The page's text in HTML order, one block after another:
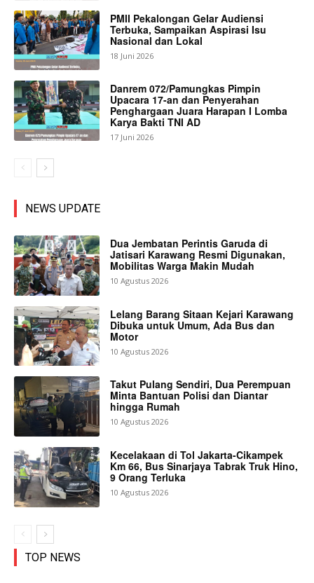
PMII Pekalongan Gelar Audiensi
Terbuka, Sampaikan Aspirasi Isu
Nasional dan Lokal
18 Juni 2026
Danrem 072/Pamungkas Pimpin
Upacara 17-an dan Penyerahan
Penghargaan Juara Harapan I Lomba
Karya Bakti TNI AD
17 Juni 2026
NEWS UPDATE
Dua Jembatan Perintis Garuda di
Jatisari Karawang Resmi Digunakan,
Mobilitas Warga Makin Mudah
10 Agustus 2026
Lelang Barang Sitaan Kejari Karawang
Dibuka untuk Umum, Ada Bus dan
Motor
10 Agustus 2026
Takut Pulang Sendiri, Dua Perempuan
Minta Bantuan Polisi dan Diantar
hingga Rumah
10 Agustus 2026
Kecelakaan di Tol Jakarta-Cikampek
Km 66, Bus Sinarjaya Tabrak Truk Hino,
9 Orang Terluka
10 Agustus 2026
TOP NEWS